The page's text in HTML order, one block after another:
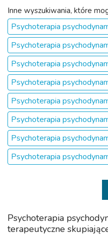
Inne wyszukiwania, które
Psychoterapia
Psychoterapia
Psychoterapia
Psychoterapia
Psychoterapia
Psychoterapia
Psychoterapia
Psychoterapia
Psychoterapia
terapeutyczne